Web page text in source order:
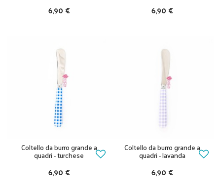
6,90 € 6,90 €
Coltello da burro grande a
quadri - turchese
6,90 €
Coltello da burro grande a
quadri - lavanda
6,90 €